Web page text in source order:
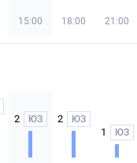
15:00 18:00 21:00
2 ЮЗ 2 ЮЗ
1 ЮЗ